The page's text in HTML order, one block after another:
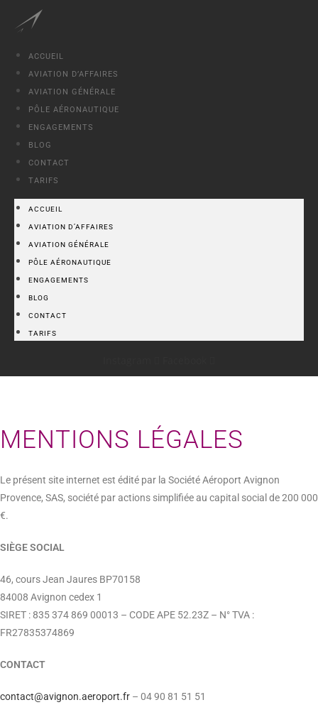
ACCUEIL
AVIATION D’AFFAIRES
AVIATION GÉNÉRALE
PÔLE AÉRONAUTIQUE
ENGAGEMENTS
BLOG
CONTACT
TARIFS
ACCUEIL
AVIATION D’AFFAIRES
AVIATION GÉNÉRALE
PÔLE AÉRONAUTIQUE
ENGAGEMENTS
BLOG
CONTACT
TARIFS
MENTIONS LÉGALES
Le présent site internet est édité par la Société Aéroport Avignon
Provence, SAS, société par actions simplifiée au capital social de 200 000
€.
SIÈGE SOCIAL
46, cours Jean Jaures BP70158
84008 Avignon cedex 1
SIRET : 835 374 869 00013 – CODE APE 52.23Z – N° TVA :
FR27835374869
CONTACT
contact@avignon.aeroport.fr – 04 90 81 51 51